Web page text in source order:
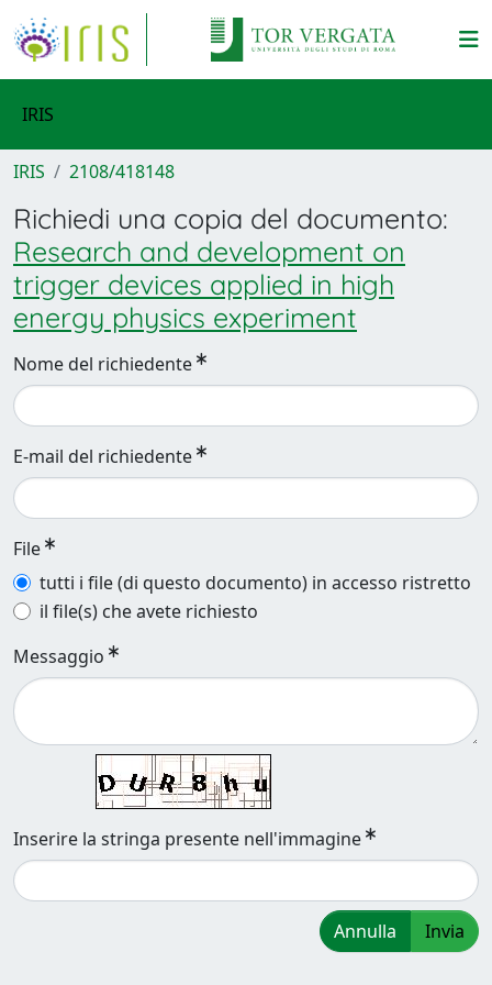
IRIS
IRIS 2108/418148
Richiedi una copia del documento:
Research and development on
trigger devices applied in high
energy physics experiment
Nome del richiedente
E-mail del richiedente
File
tutti i file (di questo documento) in accesso ristretto
il file(s) che avete richiesto
Messaggio
Inserire la stringa presente nell'immagine
Annulla Invia